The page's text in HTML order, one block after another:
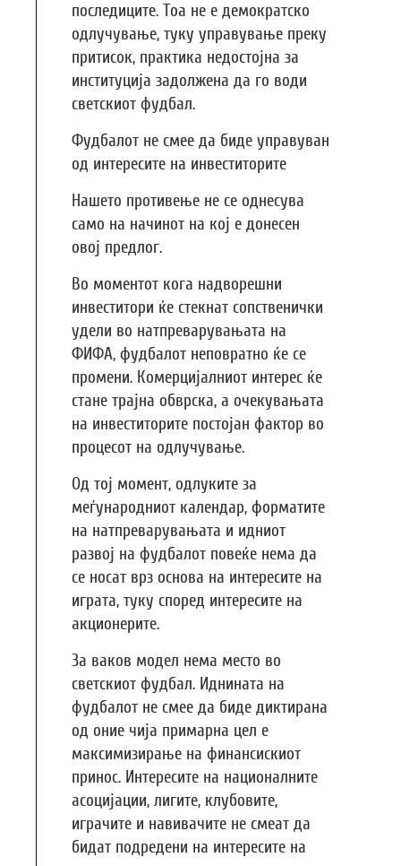
последиците. Тоа не е демократско
одлучување, туку управување преку
притисок, практика недостојна за
институција задолжена да го води
светскиот фудбал.
Фудбалот не смее да биде управуван
од интересите на инвеститорите
Нашето противење не се однесува
само на начинот на кој е донесен
овој предлог.
Во моментот кога надворешни
инвеститори ќе стекнат сопственички
удели во натпреварувањата на
ФИФА, фудбалот неповратно ќе се
промени. Комерцијалниот интерес ќе
стане трајна обврска, а очекувањата
на инвеститорите постојан фактор во
процесот на одлучување.
Од тој момент, одлуките за
меѓународниот календар, форматите
на натпреварувањата и идниот
развој на фудбалот повеќе нема да
се носат врз основа на интересите на
играта, туку според интересите на
акционерите.
За ваков модел нема место во
светскиот фудбал. Иднината на
фудбалот не смее да биде диктирана
од оние чија примарна цел е
максимизирање на финансискиот
принос. Интересите на националните
асоцијации, лигите, клубовите,
играчите и навивачите не смеат да
бидат подредени на интересите на